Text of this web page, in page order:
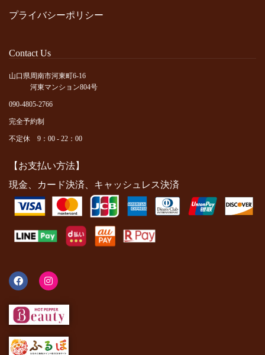
プライバシーポリシー
Contact Us
山口県周南市河東町6-16
河東マンション804号
090-4805-2766
完全予約制
不定休 9：00 - 22：00
【お支払い方法】
現金、カード決済、キャッシュレス決済